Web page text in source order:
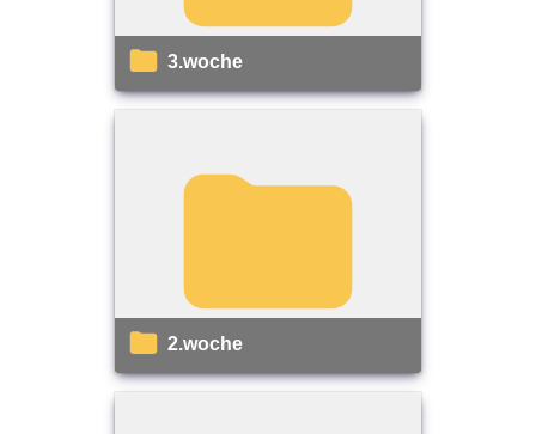
3.woche
2.woche